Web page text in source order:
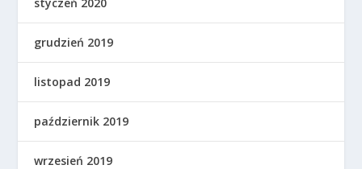
grudzień 2019
listopad 2019
październik 2019
wrzesień 2019